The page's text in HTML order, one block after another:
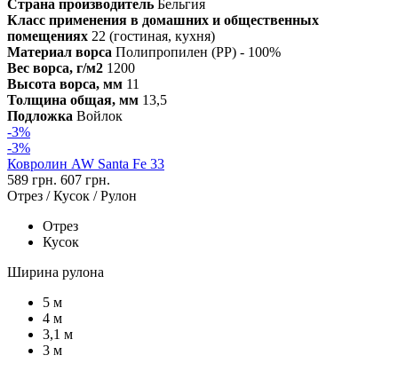
Страна производитель Бельгия
Класс применения в домашних и общественных
помещениях 22 (гостиная, кухня)
Материал ворса Полипропилен (PP) - 100%
Вес ворса, г/м2 1200
Высота ворса, мм 11
Толщина общая, мм 13,5
Подложка Войлок
-3%
-3%
Ковролин AW Santa Fe 33
589 грн. 607 грн.
Отрез / Кусок / Рулон
Отрез
Кусок
Ширина рулона
5 м
4 м
3,1 м
3 м